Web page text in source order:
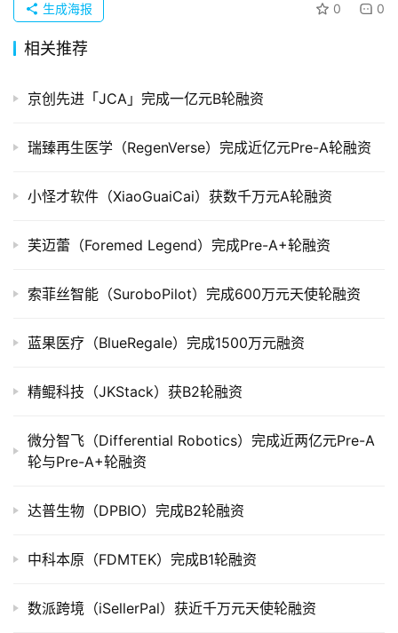
发
购
组
公
上
数
业
学
登录
0 0
生成海报
相关推荐
京创先进「JCA」完成一亿元B轮融资
瑞臻再生医学（RegenVerse）完成近亿元Pre-A轮融资
小怪才软件（XiaoGuaiCai）获数千万元A轮融资
芙迈蕾（Foremed Legend）完成Pre-A+轮融资
索菲丝智能（SuroboPilot）完成600万元天使轮融资
蓝果医疗（BlueRegale）完成1500万元融资
精鲲科技（JKStack）获B2轮融资
微分智飞（Differential Robotics）完成近两亿元Pre-A
轮与Pre-A+轮融资
达普生物（DPBIO）完成B2轮融资
中科本原（FDMTEK）完成B1轮融资
数派跨境（iSellerPal）获近千万元天使轮融资